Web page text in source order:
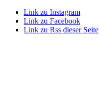
Link zu Instagram
Link zu Facebook
Link zu Rss dieser Seite